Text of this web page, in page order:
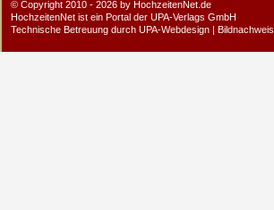
© Copyright 2010 - 2026 by HochzeitenNet.de
HochzeitenNet ist ein Portal der UPA-Verlags GmbH
Technische Betreuung durch UPA-Webdesign | Bildnachweis